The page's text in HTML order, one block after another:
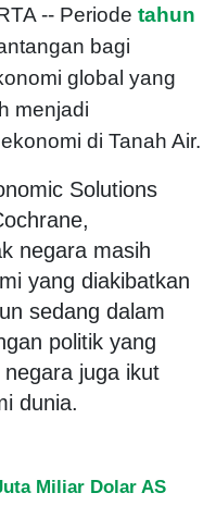
-- Periode tahun
bagi
global yang
menjadi
di Tanah Air.
Solutions
negara masih
yang diakibatkan
sedang dalam
politik yang
juga ikut
dunia.
Miliar Dolar AS